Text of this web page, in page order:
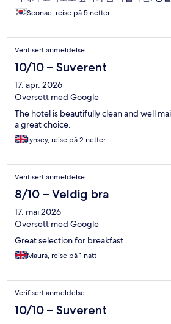
Seonae, reise på 5 netter
Verifisert anmeldelse
10/10 – Suverent
17. apr. 2026
Oversett med Google
The hotel is beautifully clean and well
a great choice.
Lynsey, reise på 2 netter
Verifisert anmeldelse
8/10 – Veldig bra
17. mai 2026
Oversett med Google
Great selection for breakfast
Maura, reise på 1 natt
Verifisert anmeldelse
10/10 – Suverent